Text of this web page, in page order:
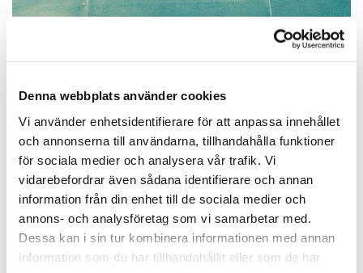
Denna webbplats använder cookies
Vi använder enhetsidentifierare för att anpassa innehållet
och annonserna till användarna, tillhandahålla funktioner
för sociala medier och analysera vår trafik. Vi
vidarebefordrar även sådana identifierare och annan
information från din enhet till de sociala medier och
annons- och analysföretag som vi samarbetar med.
Dessa kan i sin tur kombinera informationen med annan
information som du har tillhandahållit eller som de har
Gravsten 038
19 900,00 kr